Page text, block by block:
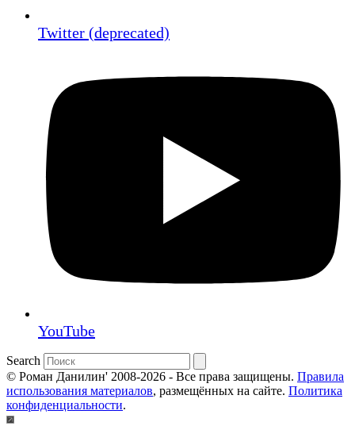
Twitter (deprecated)
YouTube
Search
© Роман Данилин' 2008-2026 - Все права защищены. Правила
использования материалов, размещённых на сайте. Политика
конфиденциальности.